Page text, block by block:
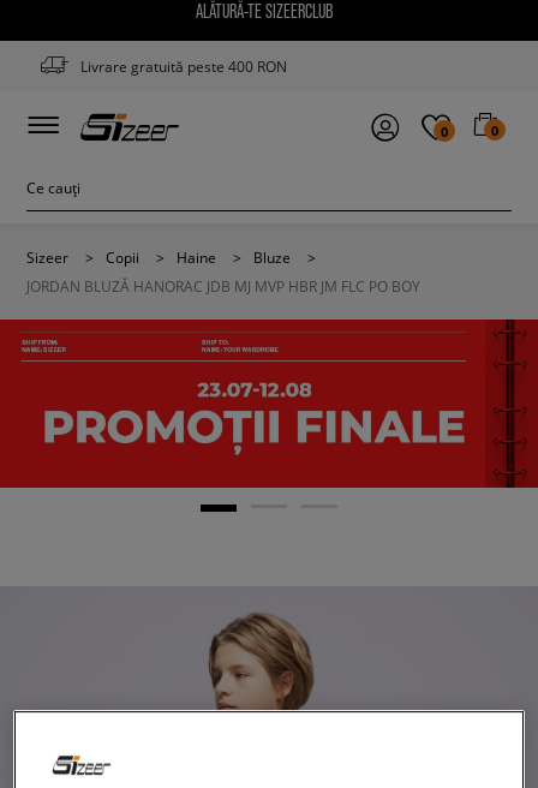
ALĂTURĂ-TE SIZEERCLUB
Livrare gratuită peste 400 RON
0 0
Sizeer > Copii > Haine > Bluze
>
JORDAN BLUZĂ HANORAC JDB MJ MVP HBR JM FLC PO BOY